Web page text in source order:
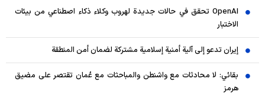
OpenAI تحقق في حالات جديدة لهروب وكلاء ذكاء اصطناعي من بيئات
الاختبار
إيران تدعو إلى آلية أمنية إسلامية مشتركة لضمان أمن المنطقة
بقائي: لا محادثات مع واشنطن والمباحثات مع عُمان تقتصر على مضيق
هرمز